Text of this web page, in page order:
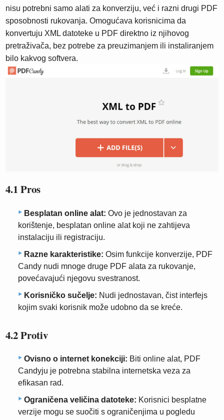
nisu potrebni samo alati za konverziju, već i razni drugi PDF
sposobnosti rukovanja. Omogućava korisnicima da
konvertuju XML datoteke u PDF direktno iz njihovog
pretraživača, bez potrebe za preuzimanjem ili instaliranjem
bilo kakvog softvera.
4.1 Pros
Besplatan online alat: Ovo je jednostavan za
korištenje, besplatan online alat koji ne zahtijeva
instalaciju ili registraciju.
Razne karakteristike: Osim funkcije konverzije, PDF
Candy nudi mnoge druge PDF alata za rukovanje,
povećavajući njegovu svestranost.
Korisničko sučelje: Nudi jednostavan, čist interfejs
kojim svaki korisnik može udobno da se kreće.
4.2 Protiv
Ovisno o internet konekciji: Biti online alat, PDF
Candyju je potrebna stabilna internetska veza za
efikasan rad.
Ograničena veličina datoteke: Korisnici besplatne
verzije mogu se suočiti s ograničenjima u pogledu